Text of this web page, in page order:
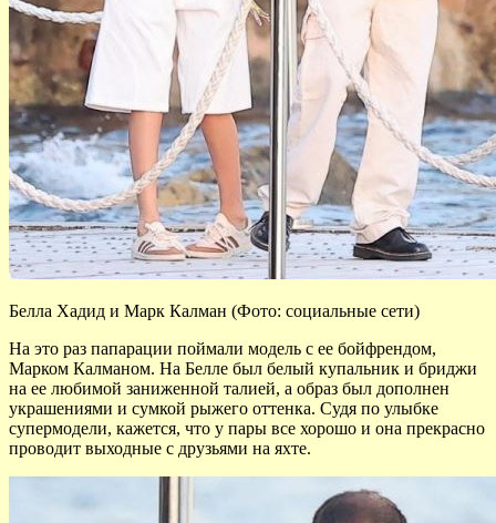
Белла Хадид и Марк Калман (Фото: социальные сети)
На это раз папарации поймали модель с ее бойфрендом,
Марком Калманом. На Белле был белый купальник и бриджи
на ее любимой заниженной талией, а образ был дополнен
украшениями и сумкой рыжего оттенка. Судя по улыбке
супермодели, кажется, что у пары все хорошо и она прекрасно
проводит выходные с друзьями на яхте.